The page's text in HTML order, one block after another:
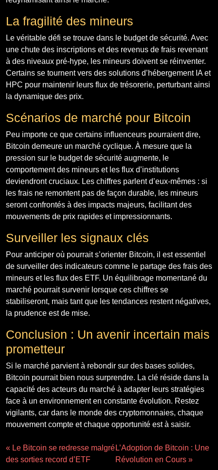
La fragilité des mineurs
Le véritable défi se trouve dans le budget de sécurité. Avec
une chute des inscriptions et des revenus de frais revenant
à des niveaux pré-hype, les mineurs doivent se réinventer.
Certains se tournent vers des solutions d’hébergement IA et
HPC pour maintenir leurs flux de trésorerie, perturbant ainsi
la dynamique des prix.
Scénarios de marché pour Bitcoin
Peu importe ce que certains influenceurs pourraient dire,
Bitcoin demeure un marché cyclique. À mesure que la
pression sur le budget de sécurité augmente, le
comportement des mineurs et les flux d’institutions
deviendront cruciaux. Les chiffres parlent d’eux-mêmes : si
les frais ne remontent pas de façon durable, les mineurs
seront confrontés à des impacts majeurs, facilitant des
mouvements de prix rapides et impressionnants.
Surveiller les signaux clés
Pour anticiper où pourrait s’orienter Bitcoin, il est essentiel
de surveiller des indicateurs comme le partage des frais des
mineurs et les flux des ETF. Un équilibrage momentané du
marché pourrait survenir lorsque ces chiffres se
stabiliseront, mais tant que les tendances restent négatives,
la prudence est de mise.
Conclusion : Un avenir incertain mais
prometteur
Si le marché parvient à rebondir sur des bases solides,
Bitcoin pourrait bien nous surprendre. La clé réside dans la
capacité des acteurs du marché à adapter leurs stratégies
face à un environnement en constante évolution. Restez
vigilants, car dans le monde des cryptomonnaies, chaque
mouvement compte et chaque opportunité est à saisir.
« Le Bitcoin se redresse malgré
des sorties record d’ETF
L’Adoption de Bitcoin : Une
Révolution en Cours »